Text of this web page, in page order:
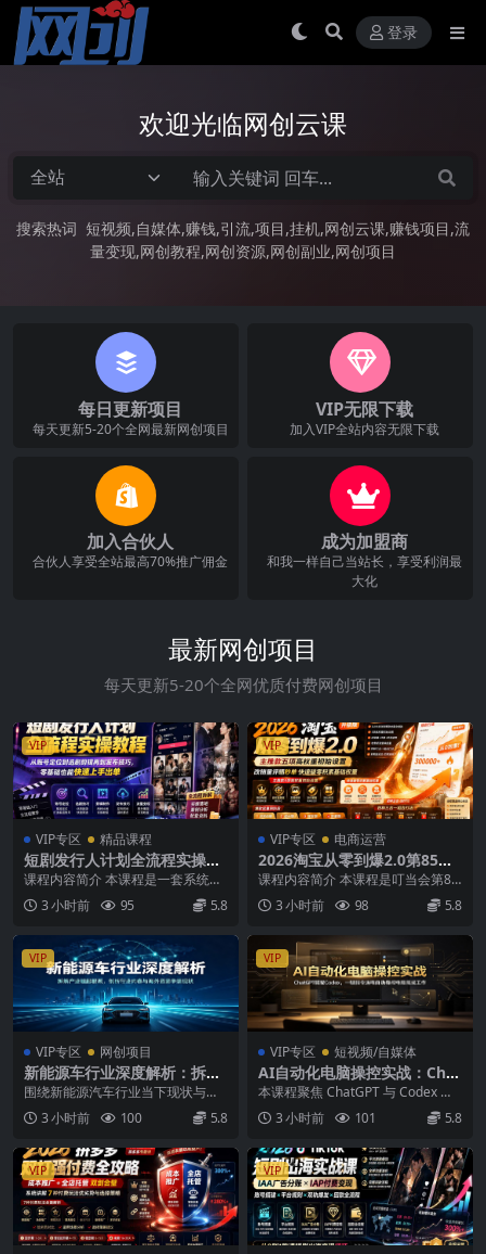
登录
欢迎光临网创云课
搜索热词 短视频 自媒体 赚钱 引流 项目 挂机 网创云课 赚钱项目 流
量变现 网创教程 网创资源 网创副业 网创项目
每日更新项目
每天更新5-20个全网最新网创项目
VIP无限下载
加入VIP全站内容无限下载
加入合伙人
合伙人享受全站最高70%推广佣金
成为加盟商
和我一样自己当站长，享受利润最
大化
最新网创项目
每天更新5-20个全网优质付费网创项目
VIP
VIP专区 精品课程
短剧发行人计划全流程实操教
程；从账号定位到选剧剪辑再
到发布技巧，零基础也能快速
上手出单
课程内容简介 本课程是一套系统化
的短剧推广“发行人计划”实操教程，
专为零基础或初...
3 小时前 95 5.8
VIP
VIP专区 电商运营
2026淘宝从零到爆2.0第85
期；主推款五项高权重初始设
置，改销量评晒秒单快速破零
积累基础权重
课程内容简介 本课程是叮当会第85
期淘宝专题课程，系统讲解2026年
最新升级的“...
3 小时前 98 5.8
VIP
VIP专区 网创项目
新能源车行业深度解析：拆解
产业崛起根源，剖析行业内卷
与海外贸易争端现状
围绕新能源汽车行业当下现状与长
远展望展开深度讲解，纠正大众片
面认知，点明国内车企...
3 小时前 100 5.8
VIP
VIP专区 短视频/自媒体
AI自动化电脑操控实战：Chat
GPT搭配Codex，一键指令远
程自动操控电脑完成工作
本课程聚焦 ChatGPT 与 Codex 结
合落地实操，核心教学利用 AI 实...
3 小时前 101 5.8
VIP VIP